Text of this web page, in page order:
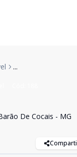
...
De Cocais - MG